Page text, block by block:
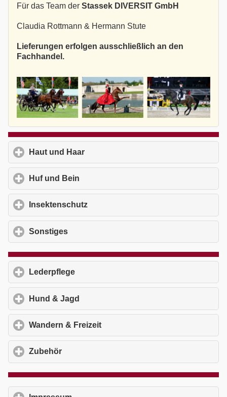
Für das Team der Stassek DIVERSIT GmbH
Claudia Rottmann & Hermann Stute
Lieferungen erfolgen ausschließlich an den
Fachhandel.
Haut und Haar
Huf und Bein
Insektenschutz
Sonstiges
Lederpflege
Hund & Jagd
Wandern & Freizeit
Zubehör